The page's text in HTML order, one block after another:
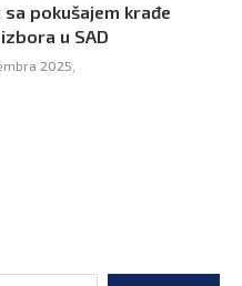
pokušajem krađe
u SAD
2025,